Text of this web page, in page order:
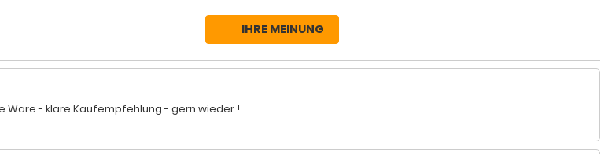
IHRE MEINUNG
Ware - klare Kaufempfehlung - gern wieder !